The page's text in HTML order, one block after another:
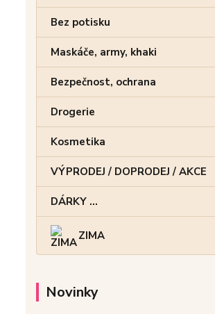
Bez potisku
Maskáče, army, khaki
Bezpečnost, ochrana
Drogerie
Kosmetika
VÝPRODEJ / DOPRODEJ / AKCE
DÁRKY ...
ZIMA
Novinky